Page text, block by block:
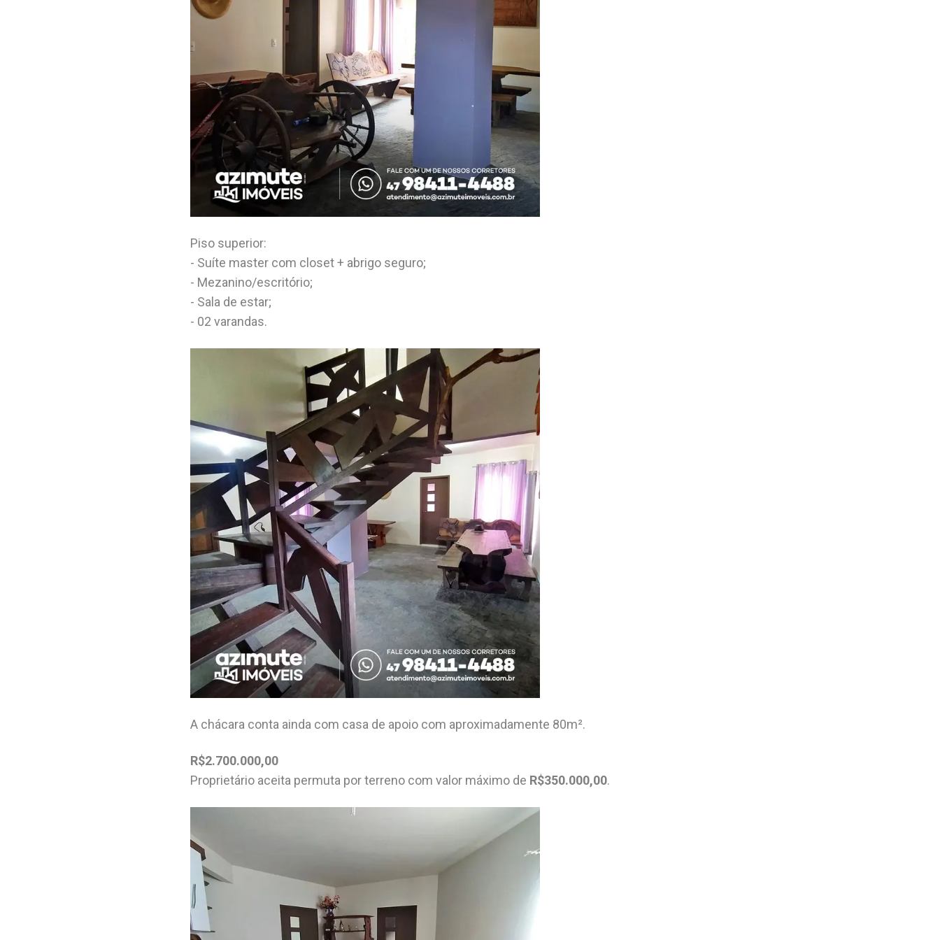
Piso superior:
- Suíte master com closet + abrigo seguro;
- Mezanino/escritório;
- Sala de estar;
- 02 varandas.
A chácara conta ainda com casa de apoio com aproximadamente 80m².
R$2.700.000,00
Proprietário aceita permuta por terreno com valor máximo de R$350.000,00.